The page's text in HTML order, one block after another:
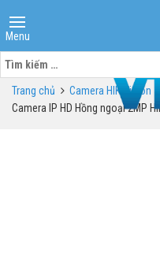
Menu
Tìm
kiếm
cho:Trang chủ
Camera HIK Vision
Camera IP HD Hồng ngoại 2MP